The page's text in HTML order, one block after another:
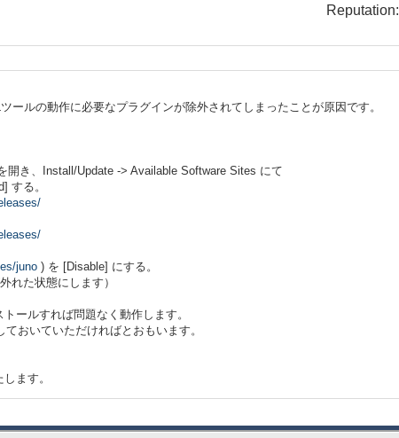
Reputation:
ールの動作に必要なプラグインが除外されてしまったことが原因です。
開き、Install/Update -> Available Software Sites にて
する。
juno ) を [Disable] にする。
れた状態にします）
ールすれば問題なく動作します。
おいていただければとおもいます。
ます。